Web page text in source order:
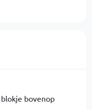
bovenop